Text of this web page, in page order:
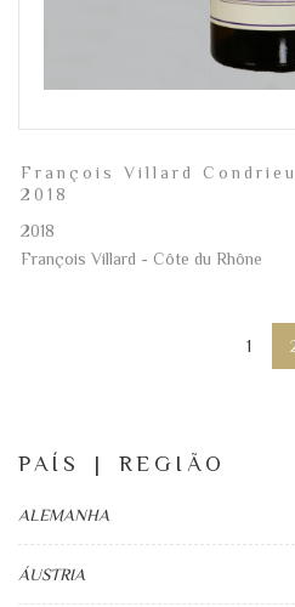
François Villard
2018
2018
François Villard - Côte du Rhône
1
PAÍS | REGIÃO
ALEMANHA
ÁUSTRIA